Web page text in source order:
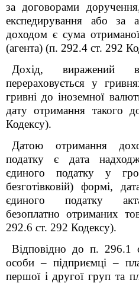
за договорами
експедирування або за
доходом є сума
(агента) (п. 292.4 ст. 292
Дохід, виражений
перераховується у
гривні до іноземної
дату отримання такого
Кодексу).
Датою отримання
податку є дата
єдиного податку у
безготівковій) формі,
єдиного податку
безоплатно отриманих
292.6 ст. 292 Кодексу).
Відповідно до п. 296.1
особи – підприємці –
першої і другої груп та